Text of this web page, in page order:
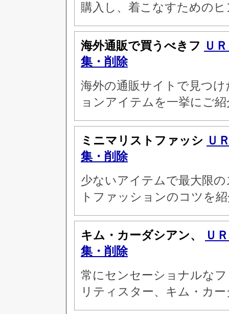
購入し、着こなすための
海外通販で買うべきフ Ｕ
集・削除
海外の通販サイトで見つ
ョンアイテムを一挙にご紹
ミニマリストファッシ Ｕ
集・削除
少ないアイテムで最大限
トファッションのコツを
キム・カーダシアン、
Ｕ
集・削除
常にセンセーショナルな
リティスター、キム・カ